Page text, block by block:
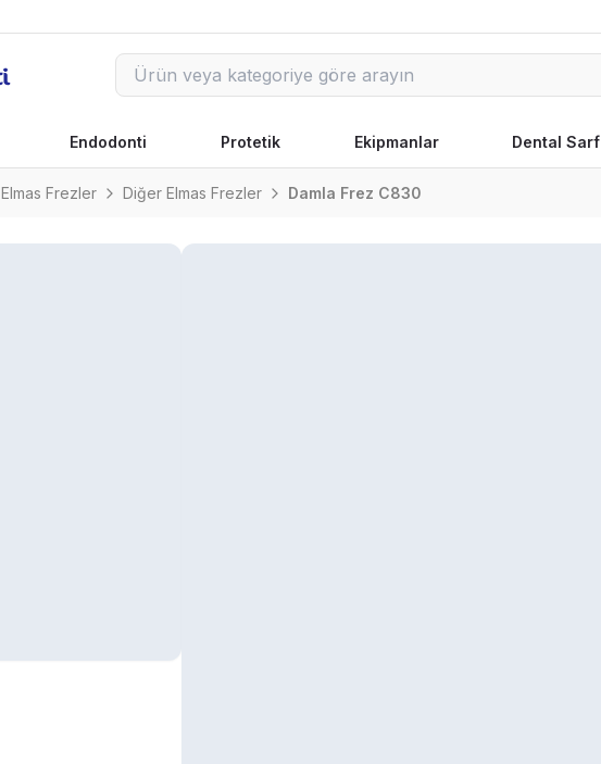
Endodonti Protetik Ekipmanlar Dental Sarf
Elmas Frezler Diğer Elmas Frezler Damla Frez C830